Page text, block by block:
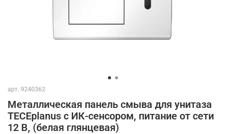
арт. 9240362
Металлическая панель смыва для унитаза
TECEplanus с ИК-сенсором, питание от сети
12 В, (белая глянцевая)